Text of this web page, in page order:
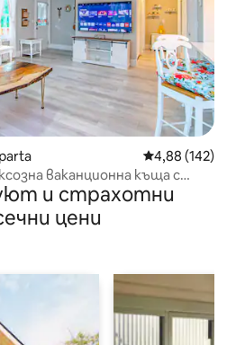
Средна
4,88 (142)
ваканционна къща с
и страхотни
цени